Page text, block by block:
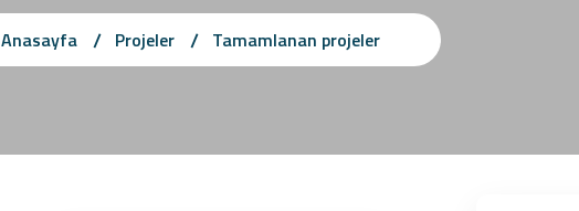
Anasayfa Projeler Tamamlanan projeler